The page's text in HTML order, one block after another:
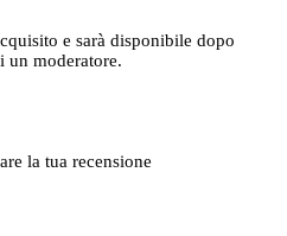
e sarà disponibile dopo
un moderatore.
la tua recensione